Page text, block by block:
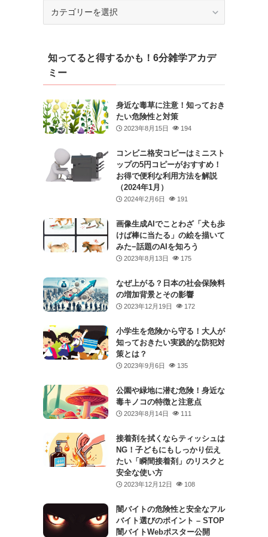
ー知ってると得するかも！6分雑学アカデ
ミー
身近な毒草に注意！知っておき
たい危険性と対策
2023年8月15日 194
コンビニ格安コピーはミニスト
ップの5円コピーがおすすめ！
お得で便利な利用方法を解説
（2024年1月）
2024年2月6日 191
画像生成AIでことわざ「犬も歩
けば棒に当たる」の絵を描いて
みた−話題のAIを知ろう
2023年8月13日 175
なぜ上がる？日本の社会保険料
の増加背景とその影響
2023年12月19日 172
小学生を危険から守る！大人が
知っておきたい実践的な防犯対
策とは？
2023年9月6日 135
公園や緑地に潜む危険！身近な
毒キノコの特徴と注意点
2023年8月14日 111
接着剤を拭くならティッシュは
NG！子どもにもしっかり伝え
たい「瞬間接着剤」のリスクと
安全な使い方
2023年12月12日 108
闇バイトの危険性と安全なアル
バイト選びのポイント – STOP
闇バイトWebポスター公開